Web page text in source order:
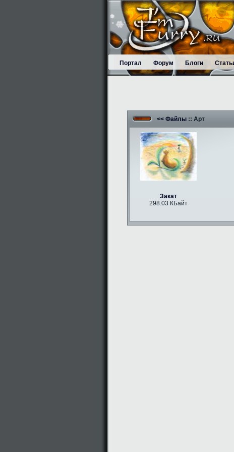
Портал Форум Блоги
<< Файлы :: Арт
Закат
298.03 КБайт